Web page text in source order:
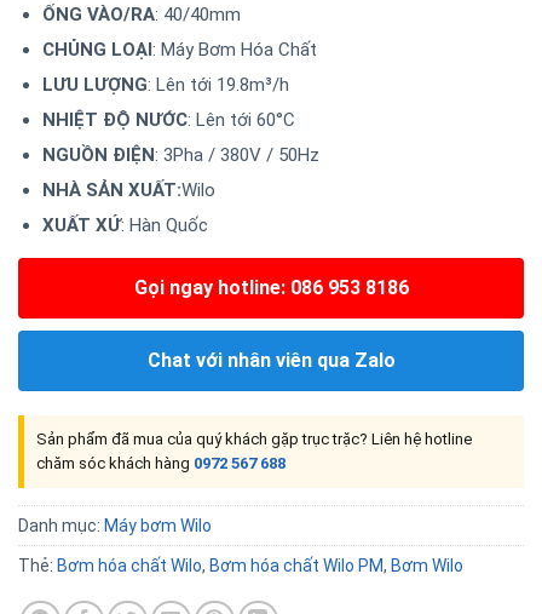
ỐNG VÀO/RA: 40/40mm
CHỦNG LOẠI: Máy Bơm Hóa Chất
LƯU LƯỢNG: Lên tới 19.8m³/h
NHIỆT ĐỘ NƯỚC: Lên tới 60°C
NGUỒN ĐIỆN: 3Pha / 380V / 50Hz
NHÀ SẢN XUẤT:Wilo
XUẤT XỨ: Hàn Quốc
Gọi ngay hotline: 086 953 8186
Chat với nhân viên qua Zalo
Sản phẩm đã mua của quý khách gặp trục trặc? Liên hệ hotline
chăm sóc khách hàng 0972 567 688
Danh mục: Máy bơm Wilo
Thẻ: Bơm hóa chất Wilo, Bơm hóa chất Wilo PM, Bơm Wilo